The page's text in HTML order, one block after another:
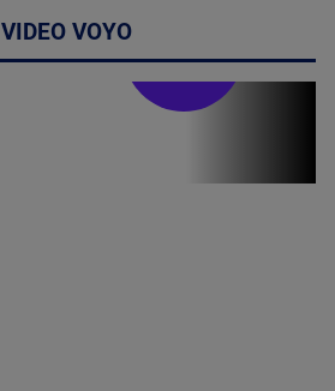
VIDEO VOYO